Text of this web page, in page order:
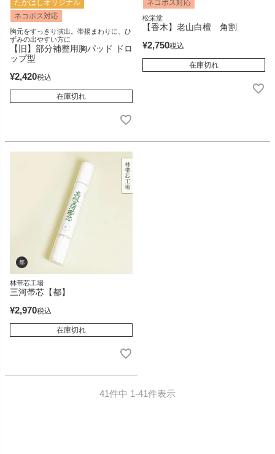
たかはしオリジナル
ネコポス対応
胸元をすっきり演出。帯揚まわりに、ひ
ずみの出やすい方に
【旧】部分補整用胸パッド ドロ
ップ型
¥2,420税込
在庫切れ
ネコポス対応
松栄堂
【香木】老山白檀 角割
¥2,750税込
在庫切れ
林帯芯工場
三河帯芯【都】
¥2,970税込
在庫切れ
41件中 1-41件表示